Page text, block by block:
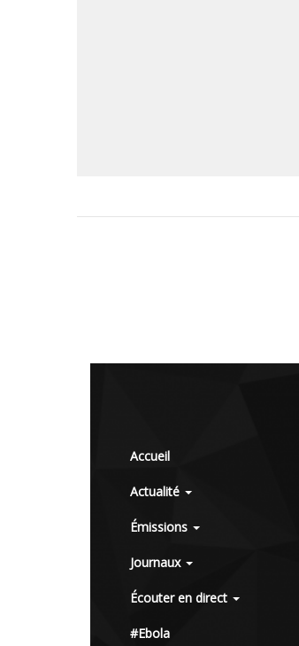
Accueil
Actualité
Émissions
Journaux
Écouter en direct
#Ebola